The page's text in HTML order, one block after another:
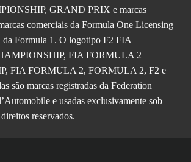
GRAND PRIX e marcas
comerciais da Formula One Licensing
da Formula 1. O logotipo F2 FIA
FIA FORMULA 2
FIA FORMULA 2, FORMULA 2, F2 e
são marcas registradas da Federation
e usadas exclusivamente sob
reservados.